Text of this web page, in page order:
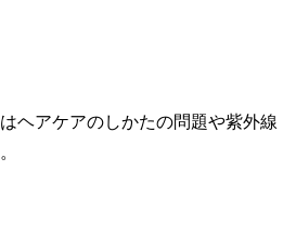
ヘアケアのしかたの問題や紫外線